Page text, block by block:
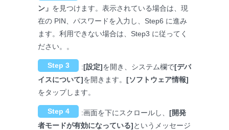
ン」 を見つけます。表示されている場合は、現
在の PIN、パスワードを入力し、Step6 に進み
ます。利用できない場合は、Step3 に従ってく
ださい。。
Step 3 :[設定]を開き、システム欄で[デバ
イスについて]を開きます。 [ソフトウェア情報]
をタップします。
Step 4 :画面を下にスクロールし、 [開発
者モードが有効になっている]というメッセージ